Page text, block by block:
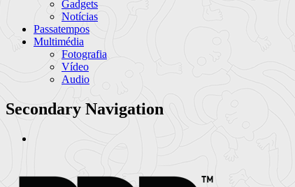
Gadgets
Notícias
Passatempos
Multimédia
Fotografia
Vídeo
Audio
Secondary Navigation